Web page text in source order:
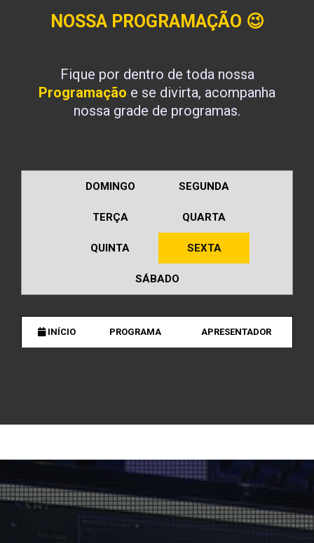
NOSSA PROGRAMAÇÃO 😉
Fique por dentro de toda nossa
Programação e se divirta, acompanha
nossa grade de programas.
DOMINGO SEGUNDA
TERÇA QUARTA
QUINTA SEXTA
SÁBADO
INÍCIO PROGRAMA APRESENTADOR